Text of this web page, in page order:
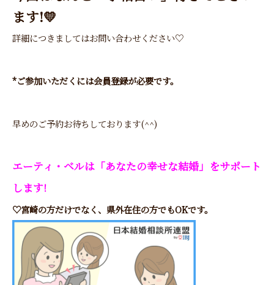
ます!💛
詳細につきましてはお問い合わせください♡
*ご参加いただくには会員登録が必要です。
早めのご予約お待ちしております(^^)
エーティ・ベルは「あなたの幸せな結婚」をサポート
します!
♡宮崎の方だけでなく、県外在住の方でもOKです。